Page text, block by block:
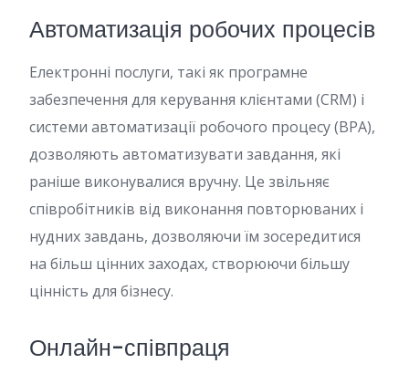
Автоматизація робочих процесів
Електронні послуги, такі як програмне
забезпечення для керування клієнтами (CRM) і
системи автоматизації робочого процесу (BPA),
дозволяють автоматизувати завдання, які
раніше виконувалися вручну. Це звільняє
співробітників від виконання повторюваних і
нудних завдань, дозволяючи їм зосередитися
на більш цінних заходах, створюючи більшу
цінність для бізнесу.
Онлайн-співпраця